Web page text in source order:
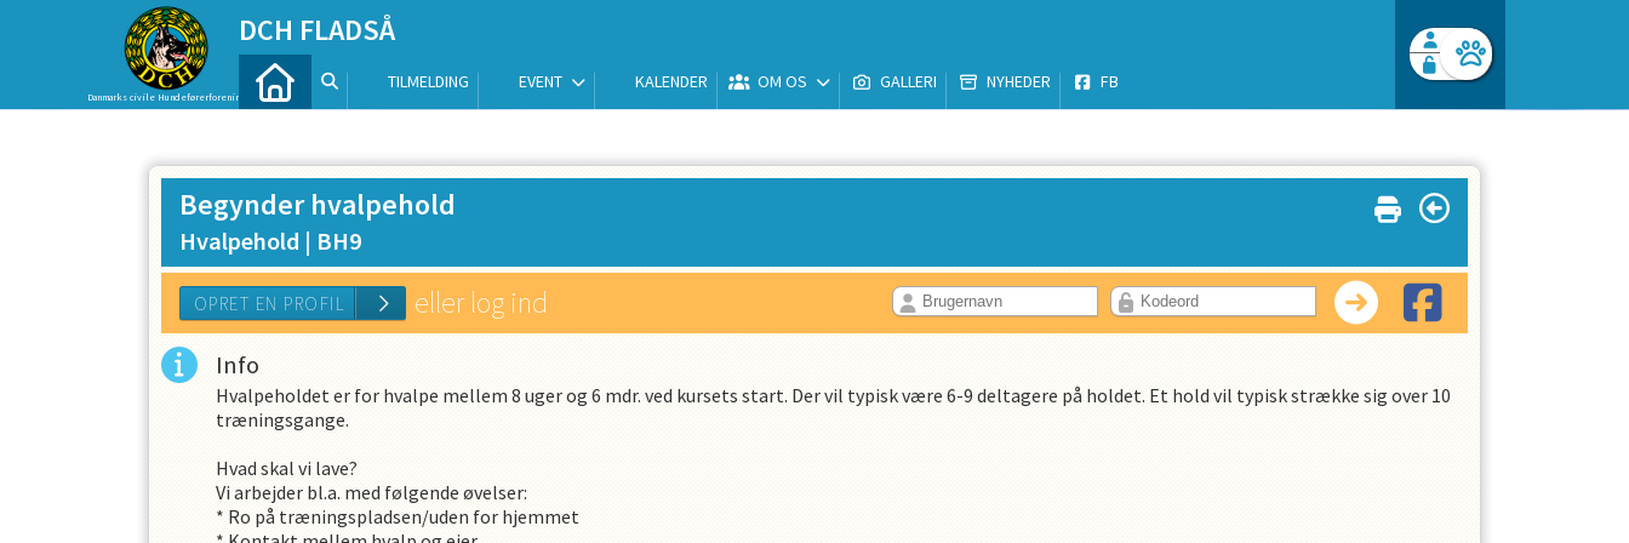
DCH FLADSÅ
Danmarks civile Hundeførerforening
TILMELDING EVENT KALENDER OM OS GALLERI NYHEDER FB
Begynder hvalpehold
Hvalpehold | BH9
OPRET EN PROFIL
eller log ind
Info
Hvalpeholdet er for hvalpe mellem 8 uger og 6 mdr. ved kursets start. Der vil typisk være 6-9 deltagere på holdet. Et hold vil typisk strække sig over 10
træningsgange.
Hvad skal vi lave?
Vi arbejder bl.a. med følgende øvelser:
* Ro på træningspladsen/uden for hjemmet